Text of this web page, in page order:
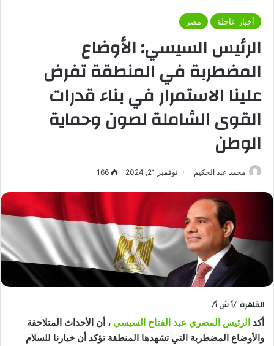
أخبار عاجلة مصر
الرئيس السيسي: الأوضاع
المضطربة في المنطقة تفرض
علينا الاستمرار في بناء قدرات
القوى الشاملة لصون وحماية
الوطن
محمد عبد الحكيم نوفمبر 21, 2024 166
القاهرة /أ ش أ/
أكد الرئيس المصري عبد الفتاح السيسي ، أن الأحداث المتلاحقة
والأوضاع المضطربة التي تشهدها المنطقة تؤكد أن خيارنا للسلام